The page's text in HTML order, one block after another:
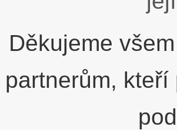
Děkujeme
partnerům,